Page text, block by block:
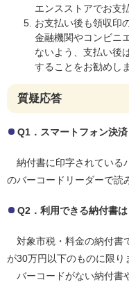
エンスストアでお支
お支払い後も領収印
金融機関やコンビニ
ないよう、支払い後
することをお勧めし
質疑応答
Q1．スマートフォン決済
納付書に印字されている
のバーコードリーダーで読
Q2．利用できる納付書は
対象市税・料金の納付書
が30万円以下のものに限り
バーコードがない納付書